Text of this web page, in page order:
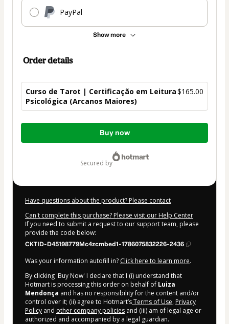
PayPal
Show more
Order details
Curso de Tarot | Certificação em Leitura
Psicológica (Arcanos Maiores)
$165.00
Total
$165.00
Buy now
secured by
Have questions about the product? Please contact
Can't complete this purchase? Please visit our Help Center
If you need to submit a request to our support team, please
provide the code below:
CKTID-D45198779Mc4zcmbed1-1786075832226-2436
Was your information autofill in? Click here to learn more.
By clicking 'Buy Now' I declare that I (i) understand that
Hotmart is processing this order on behalf of Luiza
Mendonça and has no responsibility for the content and/or
control over it; (ii) agree to Hotmart’sTerms of Use, Privacy
Policy and other company policies and (iii) am of legal age or
authorized and accompanied by a legal guardian.